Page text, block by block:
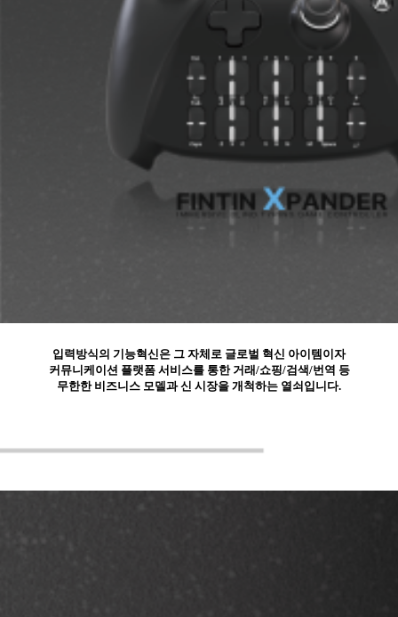
입력방식의 기능혁신은 그 자체로 글로벌 혁신 아이템이자
커뮤니케이션 플랫폼 서비스를 통한 거래/쇼핑/검색/번역 등
무한한 비즈니스 모델과 신 시장을 개척하는 열쇠입니다.